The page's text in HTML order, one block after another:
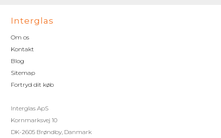
Interglas
Om os
Kontakt
Blog
Sitemap
Fortryd dit køb
Interglas ApS
Kornmarksvej 10
DK-2605 Brøndby, Danmark